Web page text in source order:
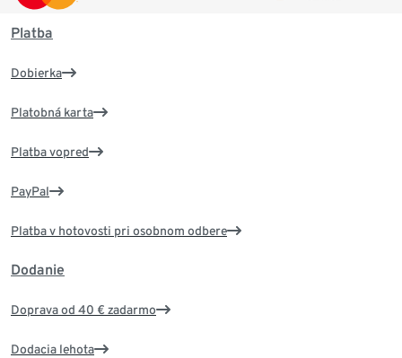
Platba
Dobierka
Platobná karta
Platba vopred
PayPal
Platba v hotovosti pri osobnom odbere
Dodanie
Doprava od 40 € zadarmo
Dodacia lehota